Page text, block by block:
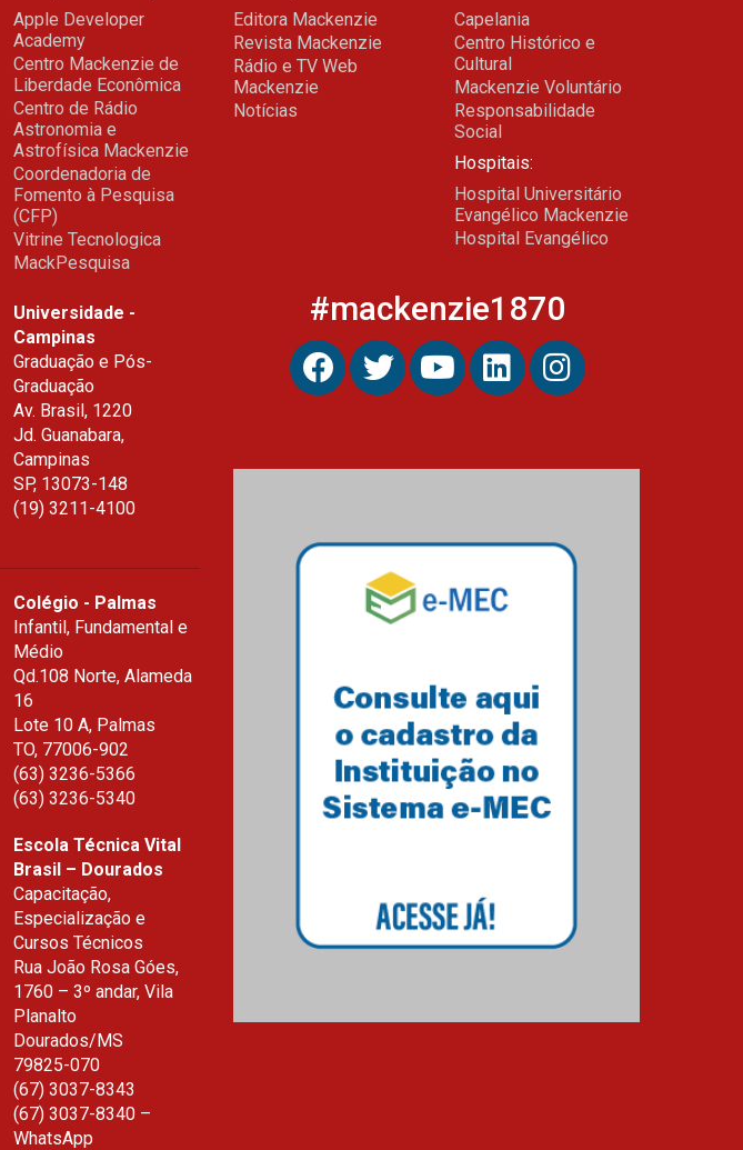
PÓS PRESENCIAL e EaD
Apple Developer
Academy
Centro Mackenzie de
Liberdade Econômica
Centro de Rádio
Astronomia e
Astrofísica Mackenzie
Coordenadoria de
Fomento à Pesquisa
(CFP)
Vitrine Tecnologica
MackPesquisa
Editora Mackenzie
Revista Mackenzie
Rádio e TV Web
Mackenzie
Notícias
Capelania
Centro Histórico e
Cultural
Mackenzie Voluntário
Responsabilidade
Social
Hospitais:
Hospital Universitário
Evangélico Mackenzie
Hospital Evangélico
Universidade -
Campinas
Graduação e Pós-
Graduação
Av. Brasil, 1220
Jd. Guanabara,
Campinas
SP, 13073-148
(19) 3211-4100
Colégio - Palmas
Infantil, Fundamental e
Médio
Qd.108 Norte, Alameda
16
Lote 10 A, Palmas
TO, 77006-902
(63) 3236-5366
(63) 3236-5340
Escola Técnica Vital
Brasil – Dourados
Capacitação,
Especialização e
Cursos Técnicos
Rua João Rosa Góes,
1760 – 3º andar, Vila
Planalto
Dourados/MS
79825-070
(67) 3037-8343
(67) 3037-8340 –
WhatsApp
#mackenzie1870